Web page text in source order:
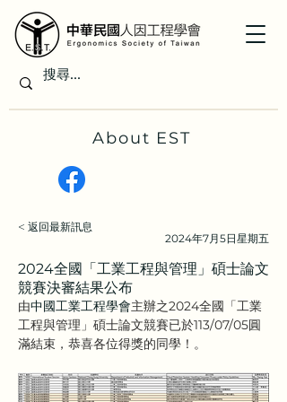
About EST
< 返回最新訊息
2024年7月5日星期五
2024全國「工業工程與管理」碩士論文
競賽決審結果公布
由中國工業工程學會主辦之2024全國「工業
工程與管理」碩士論文競賽已於113/07/05圓
滿結束，恭喜各位得獎的同學！。